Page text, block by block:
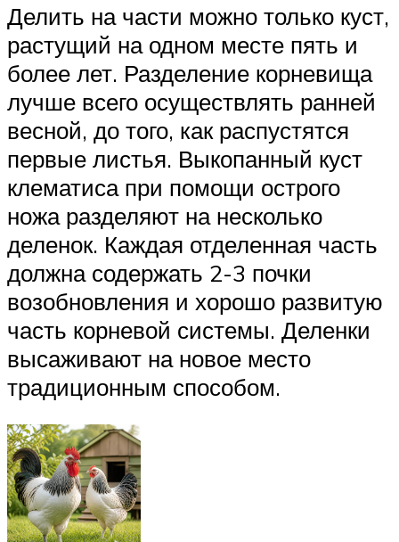
Делить на части можно только куст,
растущий на одном месте пять и
более лет. Разделение корневища
лучше всего осуществлять ранней
весной, до того, как распустятся
первые листья. Выкопанный куст
клематиса при помощи острого
ножа разделяют на несколько
деленок. Каждая отделенная часть
должна содержать 2-3 почки
возобновления и хорошо развитую
часть корневой системы. Деленки
высаживают на новое место
традиционным способом.